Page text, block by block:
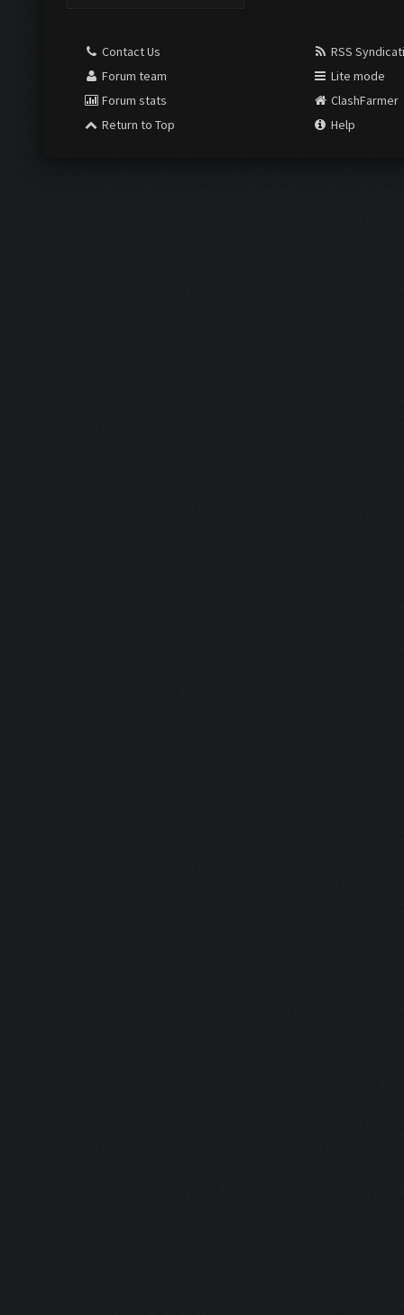
Contact Us
Forum team
Forum stats
Return to Top
RSS
Lite mode
ClashFarmer
Help